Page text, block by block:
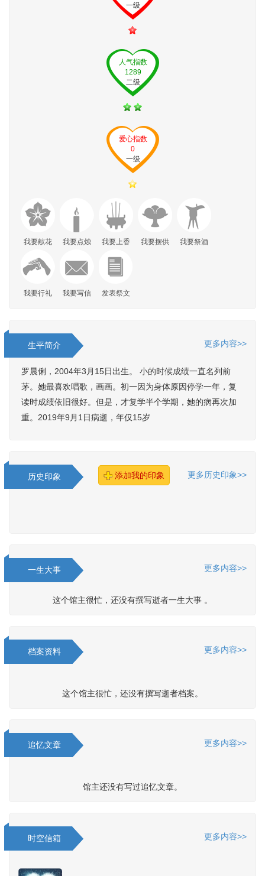
一级
人气指数
1289
二级
爱心指数
0
一级
我要献花 我要点烛 我要上香 我要摆供 我要祭酒
我要行礼 我要写信 发表祭文
生平简介 更多内容>>
罗晨俐，2004年3月15日出生。 小的时候成绩一直名列前
茅。她最喜欢唱歌，画画。初一因为身体原因停学一年，复
读时成绩依旧很好。但是，才复学半个学期，她的病再次加
重。2019年9月1日病逝，年仅15岁
历史印象 添加我的印象 更多历史印象>>
一生大事 更多内容>>
这个馆主很忙，还没有撰写逝者一生大事 。
档案资料 更多内容>>
这个馆主很忙，还没有撰写逝者档案。
追忆文章 更多内容>>
馆主还没有写过追忆文章。
时空信箱 更多内容>>